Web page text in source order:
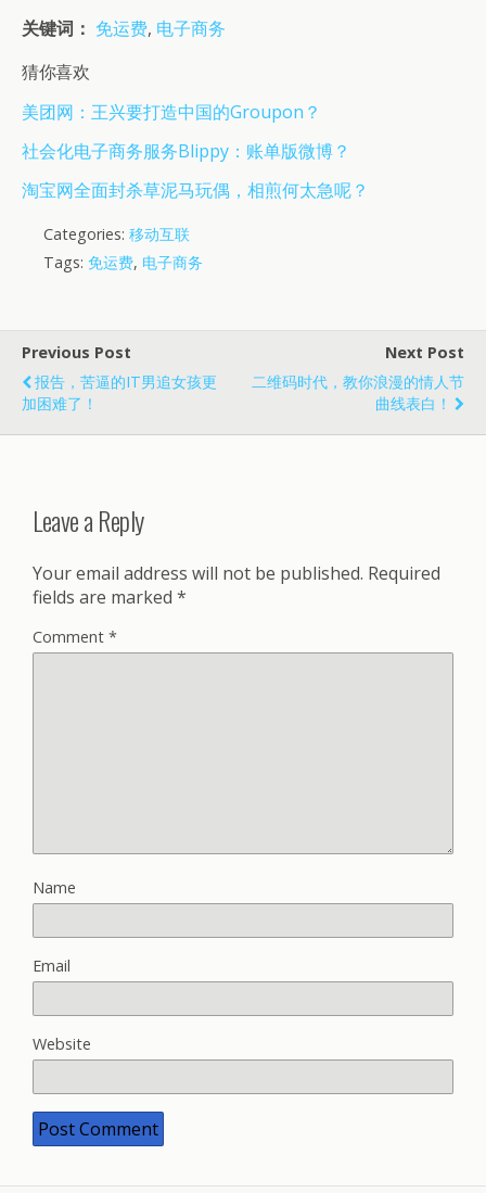
关键词： 免运费, 电子商务
猜你喜欢
美团网：王兴要打造中国的Groupon？
社会化电子商务服务Blippy：账单版微博？
淘宝网全面封杀草泥马玩偶，相煎何太急呢？
Categories: 移动互联
Tags: 免运费, 电子商务
Previous Post
报告，苦逼的IT男追女孩更
加困难了！
Next Post
二维码时代，教你浪漫的情人节
曲线表白！
Leave a Reply
Your email address will not be published. Required
fields are marked *
Comment *
Name
Email
Website